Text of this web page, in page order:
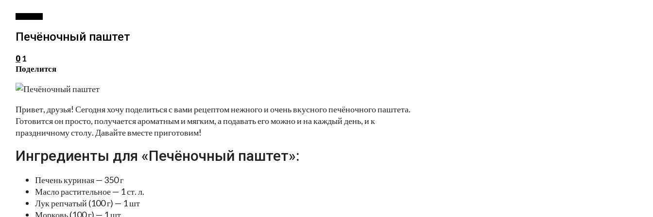
Печёночный паштет
0 1
Поделится
Привет, друзья! Сегодня хочу поделиться с вами рецептом нежного и очень вкусного печёночного паштета.
Готовится он просто, получается ароматным и мягким, а подавать его можно и на каждый день, и к
праздничному столу. Давайте вместе приготовим!
Ингредиенты для «Печёночный паштет»:
Печень куриная — 350 г
Масло растительное — 1 ст. л.
Лук репчатый (100 г) — 1 шт
Морковь (100 г) — 1 шт